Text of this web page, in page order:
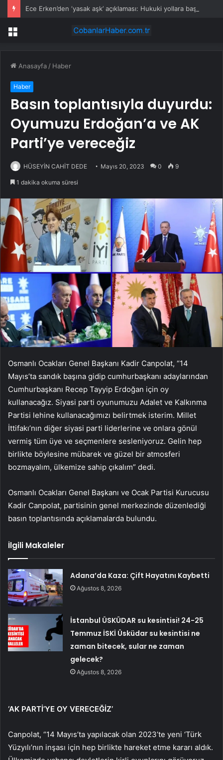
Menü
Anasayfa / Haber
Haber
Basın toplantısıyla duyurdu:
Oyumuzu Erdoğan’a ve AK
Parti’ye vereceğiz
HÜSEYİN CAHİT DEDE Mayıs 20, 2023 0 9
1 dakika okuma süresi
Osmanlı Ocakları Genel Başkanı Kadir Canpolat, “14
Mayıs’ta sandık başına gidip cumhurbaşkanı adaylarından
Cumhurbaşkanı Recep Tayyip Erdoğan için oy
kullanacağız. Siyasi parti oyunumuzu Adalet ve Kalkınma
Partisi lehine kullanacağımızı belirtmek isterim. Millet
İttifakı’nın diğer siyasi parti liderlerine ve onlara gönül
vermiş tüm üye ve seçmenlere sesleniyoruz. Gelin hep
birlikte böylesine mübarek ve güzel bir atmosferi
bozmayalım, ülkemize sahip çıkalım” dedi.
Osmanlı Ocakları Genel Başkanı ve Ocak Partisi Kurucusu
Kadir Canpolat, partisinin genel merkezinde düzenlediği
basın toplantısında açıklamalarda bulundu.
İlgili Makaleler
Adana’da Kaza: Çift Hayatını Kaybetti
Ağustos 8, 2026
İstanbul ÜSKÜDAR su kesintisi! 24-25
Temmuz İSKİ Üsküdar su kesintisi ne
zaman bitecek, sular ne zaman
gelecek?
Ağustos 8, 2026
‘AK PARTİ’YE OY VERECEĞİZ’
Canpolat, “14 Mayıs’ta yapılacak olan 2023’te yeni ‘Türk
Yüzyılı’nın inşası için hep birlikte hareket etme kararı aldık.